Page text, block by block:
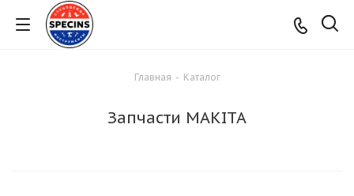
Главная - Каталог
Запчасти MAKITA